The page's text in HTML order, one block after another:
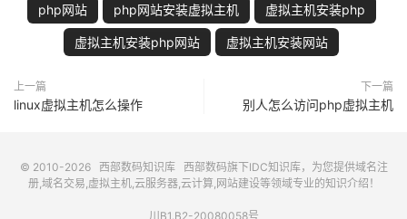
php网站 php网站安装虚拟主机 虚拟主机安装php
虚拟主机安装php网站 虚拟主机安装网站
上一篇
linux虚拟主机怎么操作
下一篇
别人怎么访问php虚拟主机
© 2010-2026 西部数码知识库 西部数码旗下IDC知识库，为您提供域名注
册,域名交易,虚拟主机,云服务器,云计算,网站建设等领域专业的知识介绍！
川B1.B2-20080058号